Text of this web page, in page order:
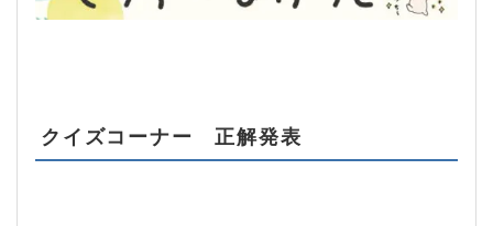
クイズコーナー 正解発表